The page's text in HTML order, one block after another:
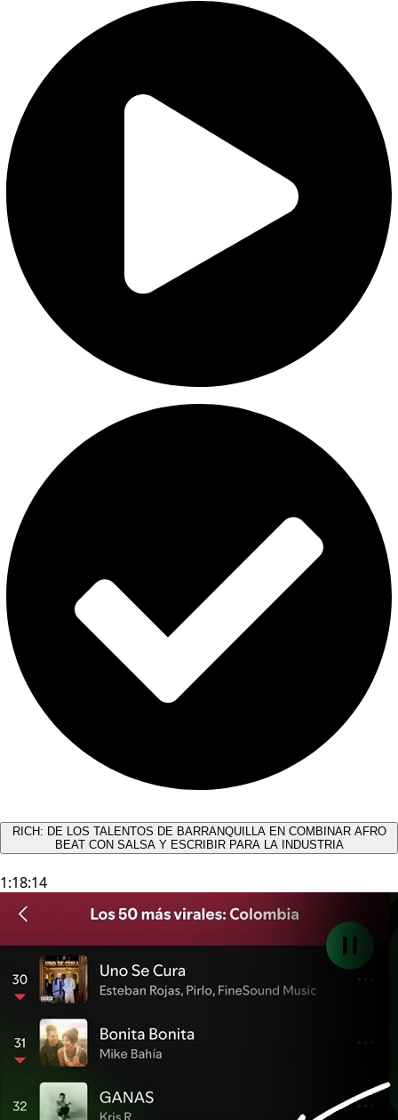
RICH: DE LOS TALENTOS DE BARRANQUILLA EN COMBINAR AFRO
BEAT CON SALSA Y ESCRIBIR PARA LA INDUSTRIA
1:18:14